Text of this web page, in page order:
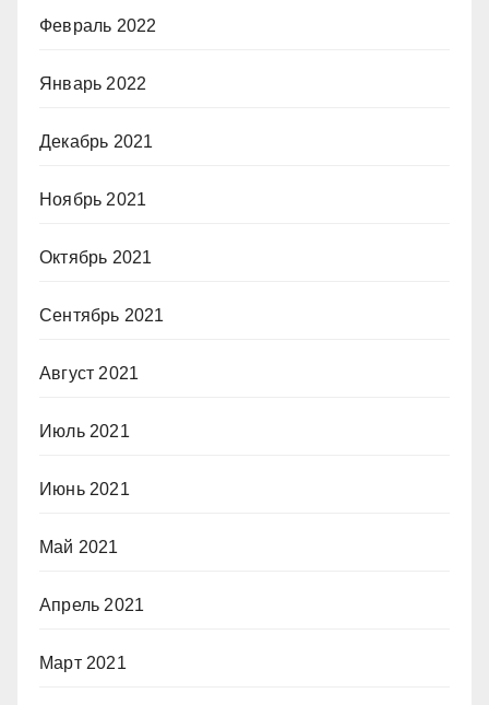
Февраль 2022
Январь 2022
Декабрь 2021
Ноябрь 2021
Октябрь 2021
Сентябрь 2021
Август 2021
Июль 2021
Июнь 2021
Май 2021
Апрель 2021
Март 2021